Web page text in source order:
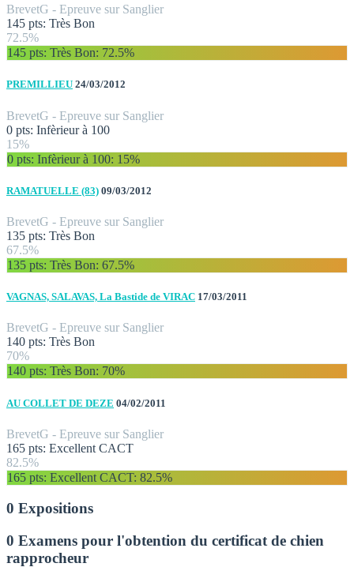
BrevetG - Epreuve sur Sanglier
145 pts: Très Bon
72.5%
145 pts: Très Bon: 72.5%
PREMILLIEU 24/03/2012
BrevetG - Epreuve sur Sanglier
0 pts: Infèrieur à 100
15%
0 pts: Infèrieur à 100: 15%
RAMATUELLE (83) 09/03/2012
BrevetG - Epreuve sur Sanglier
135 pts: Très Bon
67.5%
135 pts: Très Bon: 67.5%
VAGNAS, SALAVAS, La Bastide de VIRAC 17/03/2011
BrevetG - Epreuve sur Sanglier
140 pts: Très Bon
70%
140 pts: Très Bon: 70%
AU COLLET DE DEZE 04/02/2011
BrevetG - Epreuve sur Sanglier
165 pts: Excellent CACT
82.5%
165 pts: Excellent CACT: 82.5%
0 Expositions
0 Examens pour l'obtention du certificat de chien
rapprocheur